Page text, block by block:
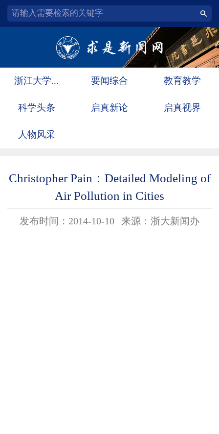
浙江大学... 要闻综合 教育教学
科学头条 启真新论 启真视界
人物风采
Christopher Pain：Detailed Modeling of
Air Pollution in Cities
发布时间：2014-10-10 来源：浙大新闻办